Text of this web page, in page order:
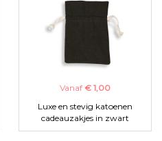
Vanaf € 1,00
Luxe en stevig katoenen
cadeauzakjes in zwart